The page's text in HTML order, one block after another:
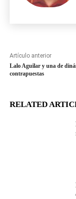
Artículo anterior
Lalo Aguilar y una de
contrapuestas
RELATED